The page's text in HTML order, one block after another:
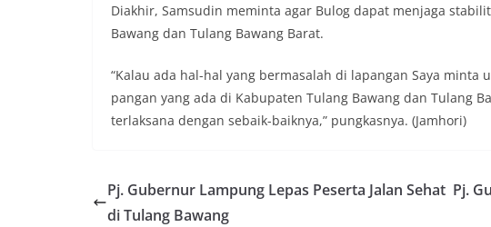
Diakhir, Samsudin meminta agar Bulog dapat menjaga
Bawang dan Tulang Bawang Barat.
“Kalau ada hal-hal yang bermasalah di lapangan Saya
pangan yang ada di Kabupaten Tulang Bawang dan Tulang
terlaksana dengan sebaik-baiknya,” pungkasnya. (Jamhori)
Pj. Gubernur Lampung Lepas Peserta Jalan Sehat
di Tulang Bawang
Pj.